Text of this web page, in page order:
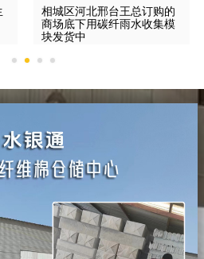
相城区河北邢台王总订购的
商场底下用碳纤雨水收集模
块发货中